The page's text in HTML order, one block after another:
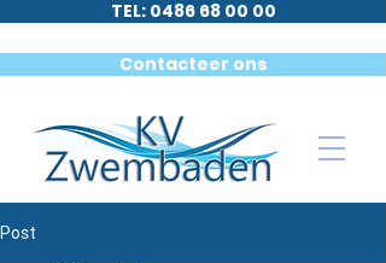
TEL: 0486 68 00 00
Contacteer ons
Post